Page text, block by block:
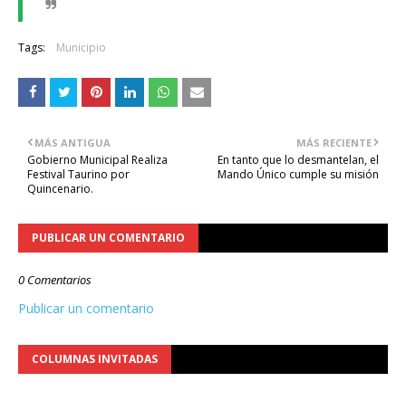
Tags: Municipio
MÁS RECIENTE
En tanto que lo desmantelan, el
Mando Único cumple su misión
MÁS ANTIGUA
Gobierno Municipal Realiza
Festival Taurino por
Quincenario.
PUBLICAR UN COMENTARIO
0 Comentarios
Publicar un comentario
COLUMNAS INVITADAS